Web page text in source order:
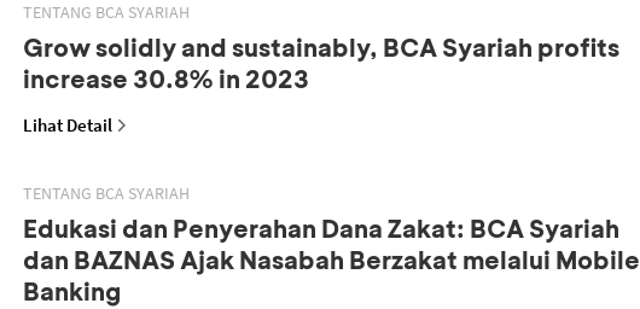
TENTANG BCA SYARIAH
Grow solidly and sustainably, BCA Syariah profits
increase 30.8% in 2023
Lihat Detail
TENTANG BCA SYARIAH
Edukasi dan Penyerahan Dana Zakat: BCA Syariah
dan BAZNAS Ajak Nasabah Berzakat melalui Mobile
Banking